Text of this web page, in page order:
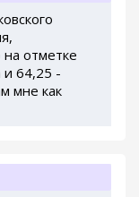
отметке
и 64,25 -
мне как